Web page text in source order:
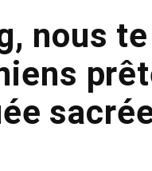
nous te